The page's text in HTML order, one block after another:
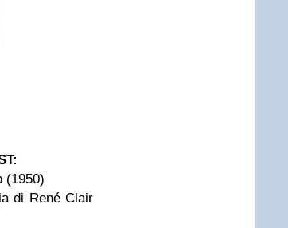
(1950)
di René Clair